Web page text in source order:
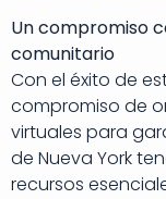
Un compromiso
comunitario
Con el éxito de
compromiso de
virtuales para
de Nueva York
recursos